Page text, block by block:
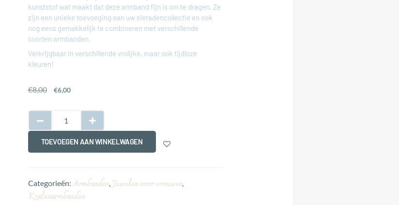
kunststof wat maakt dat deze armband fijn is om te dragen. Ze
zijn een unieke toevoeging aan uw sieradencollectie en ook
nog eens gemakkelijk te combineren met verschillende
soorten armbanden.
Verkrijgbaar in verschillende vrolijke, maar ook tijdloze
kleuren!
€8,00 €6,00
TOEVOEGEN AAN WINKELWAGEN
Categorieën:Armbanden,Juwelen voor vrouwen,
Kralenarmbanden